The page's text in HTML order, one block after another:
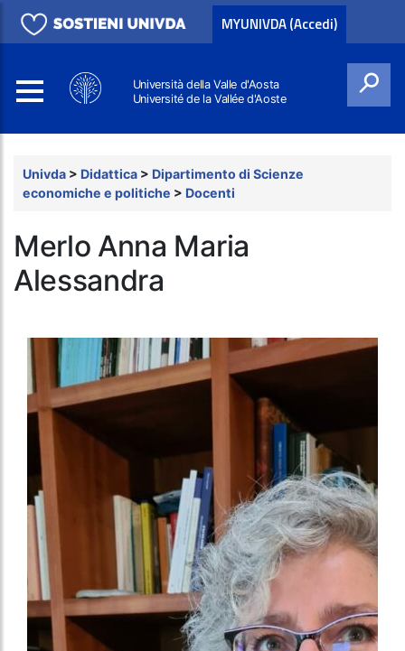
MYUNIVDA (Accedi)
Università della Valle d'Aosta
Université de la Vallée d'Aoste
Univda > Didattica > Dipartimento di Scienze
economiche e politiche > Docenti
Merlo Anna Maria
Alessandra